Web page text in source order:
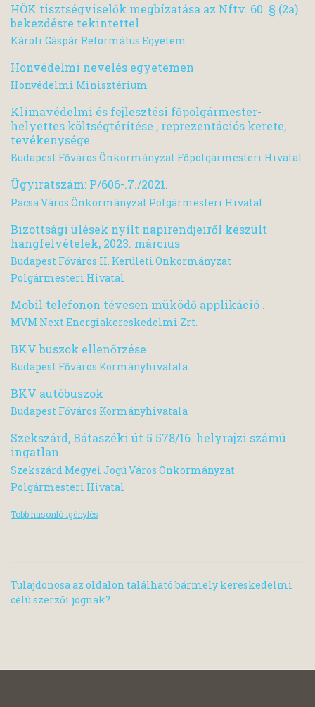
HÖK tisztségviselők megbízatása az Nftv. 60. § (2a)
bekezdésre tekintettel
Károli Gáspár Református Egyetem
Honvédelmi nevelés egyetemen
Honvédelmi Minisztérium
Klímavédelmi és fejlesztési főpolgármester-
helyettes költségtérítése , reprezentációs kerete,
tevékenysége
Budapest Főváros Önkormányzat Főpolgármesteri Hivatal
Ügyiratszám: P/606-.7./2021.
Pacsa Város Önkormányzat Polgármesteri Hivatal
Bizottsági ülések nyílt napirendjeiről készült
hangfelvételek, 2023. március
Budapest Főváros II. Kerületi Önkormányzat
Polgármesteri Hivatal
Mobil telefonon tévesen müködő applikáció .
MVM Next Energiakereskedelmi Zrt.
BKV buszok ellenőrzése
Budapest Főváros Kormányhivatala
BKV autóbuszok
Budapest Főváros Kormányhivatala
Szekszárd, Bátaszéki út 5 578/16. helyrajzi számú
ingatlan.
Szekszárd Megyei Jogú Város Önkormányzat
Polgármesteri Hivatal
Több hasonló igénylés
Tulajdonosa az oldalon található bármely kereskedelmi
célú szerzői jognak?